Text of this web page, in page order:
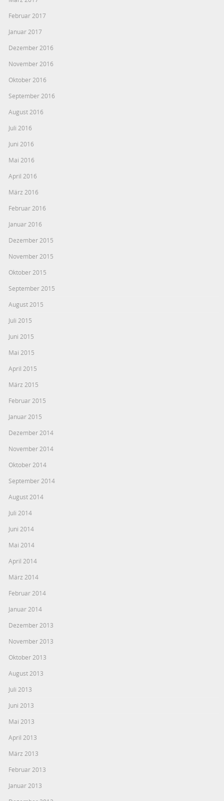
Februar 2017
Januar 2017
Dezember 2016
November 2016
Oktober 2016
September 2016
August 2016
Juli 2016
Juni 2016
Mai 2016
April 2016
März 2016
Februar 2016
Januar 2016
Dezember 2015
November 2015
Oktober 2015
September 2015
August 2015
Juli 2015
Juni 2015
Mai 2015
April 2015
März 2015
Februar 2015
Januar 2015
Dezember 2014
November 2014
Oktober 2014
September 2014
August 2014
Juli 2014
Juni 2014
Mai 2014
April 2014
März 2014
Februar 2014
Januar 2014
Dezember 2013
November 2013
Oktober 2013
August 2013
Juli 2013
Juni 2013
Mai 2013
April 2013
März 2013
Februar 2013
Januar 2013